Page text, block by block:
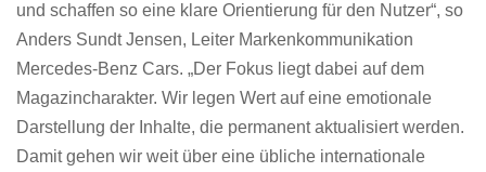
und schaffen so eine klare Orientierung für den Nutzer“, so
Anders Sundt Jensen, Leiter Markenkommunikation
Mercedes-Benz Cars. „Der Fokus liegt dabei auf dem
Magazincharakter. Wir legen Wert auf eine emotionale
Darstellung der Inhalte, die permanent aktualisiert werden.
Damit gehen wir weit über eine übliche internationale